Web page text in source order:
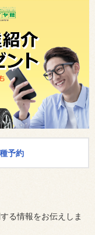
予約
る情報をお伝えしま